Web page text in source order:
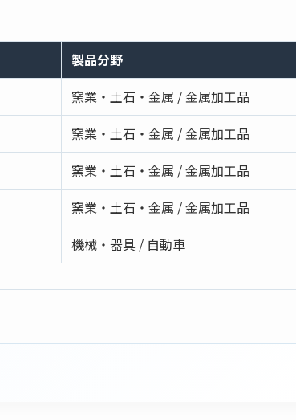
製品分野
窯業・土石・金属 / 金属加工品
窯業・土石・金属 / 金属加工品
窯業・土石・金属 / 金属加工品
窯業・土石・金属 / 金属加工品
機械・器具 / 自動車